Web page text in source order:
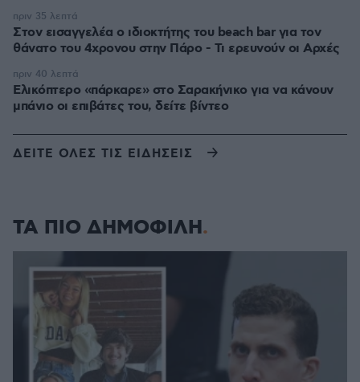
Στον εισαγγελέα ο ιδιοκτήτης του beach bar για τον
θάνατο του 4χρονου στην Πάρο - Τι ερευνούν οι Αρχές
πριν 35 λεπτά
Ελικόπτερο «πάρκαρε» στο Σαρακήνικο για να κάνουν
μπάνιο οι επιβάτες του, δείτε βίντεο
πριν 40 λεπτά
ΔΕΙΤΕ ΟΛΕΣ ΤΙΣ ΕΙΔΗΣΕΙΣ
ΤΑ ΠΙΟ ΔΗΜΟΦΙΛΗ